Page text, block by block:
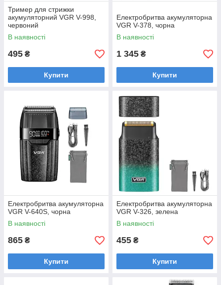
Тример для стрижки
акумуляторний VGR V-998,
червоний
В наявності
495 ₴
Купити
Електробритва акумуляторна
VGR V-378, чорна
В наявності
1 345 ₴
Купити
Електробритва акумуляторна
VGR V-640S, чорна
В наявності
865 ₴
Купити
Електробритва акумуляторна
VGR V-326, зелена
В наявності
455 ₴
Купити